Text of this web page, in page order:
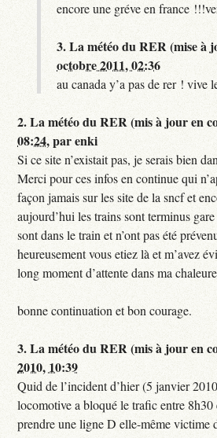
encore une gréve en france
3.La météo du RER (mise à
octobre 2011, 02:36
au canada y’a pas de rer ! vive
2.La météo du RER (mis à jour en
08:24,parenki
Si ce site n’existait pas, je serais bien
Merci pour ces infos en continue qui
façon jamais sur les site de la sncf et
aujourd’hui les trains sont terminus
sont dans le train et n’ont pas été
heureusement vous etiez là et m’avez
long moment d’attente dans ma
bonne continuation et bon courage.
3.La météo du RER (mis à jour en
2010, 10:39
Quid de l’incident d’hier (5 janvier
locomotive a bloqué le trafic entre 8h30
prendre une ligne D elle-même victime